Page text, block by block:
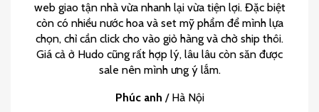
web giao tận nhà vừa nhanh lại vừa tiện lợi. Đặc biệt
còn có nhiều nước hoa và set mỹ phẩm để mình lựa
chọn, chỉ cần click cho vào giỏ hàng và chờ ship thôi.
Giá cả ở Hudo cũng rất hợp lý, lâu lâu còn săn được
sale nên mình ưng ý lắm.
Phúc anh / Hà Nội